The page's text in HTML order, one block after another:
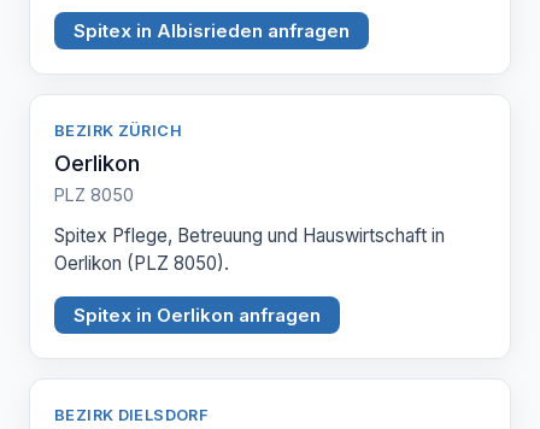
Spitex in Albisrieden anfragen
BEZIRK ZÜRICH
Oerlikon
PLZ 8050
Spitex Pflege, Betreuung und Hauswirtschaft in
Oerlikon (PLZ 8050).
Spitex in Oerlikon anfragen
BEZIRK DIELSDORF